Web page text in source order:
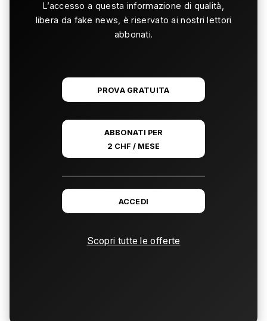
L’accesso a questa informazione di qualità,
libera da fake news, è riservato ai nostri lettori
abbonati.
PROVA GRATUITA
ABBONATI PER
2 CHF / MESE
ACCEDI
Scopri tutte le offerte